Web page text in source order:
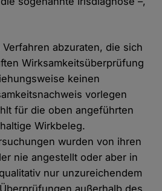
abzuraten, die sich
Wirksamkeitsüberprüfung
keinen
vorlegen
für die oben angeführten
Wirkbeleg.
wurden von ihren
nie angestellt oder aber in
nur unzureichendem
außerhalb des